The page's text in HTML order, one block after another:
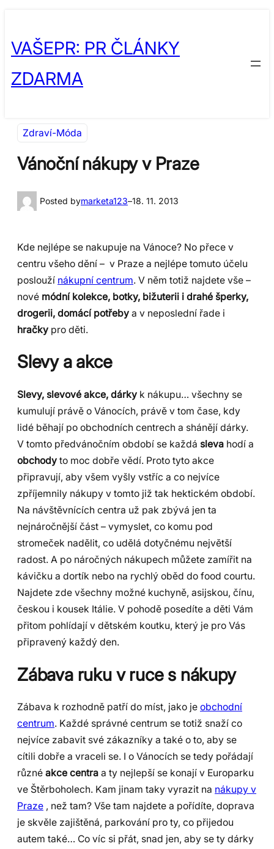
obsah
content
VAŠEPR: PR ČLÁNKY
ZDARMA
Zdraví-Móda
Vánoční nákupy v Praze
Posted bymarketa123–18. 11. 2013
Kde nejlépe se nakupuje na Vánoce? No přece v
centru všeho dění – v Praze a nejlépe tomuto účelu
poslouží nákupní centrum. V něm totiž najdete vše –
nové módní kolekce, botky, bižuterii i drahé šperky,
drogerii, domácí potřeby a v neposlední řade i
hračky pro děti.
Slevy a akce
Slevy, slevové akce, dárky k nákupu… všechny se
kumulují právě o Vánocích, právě v tom čase, kdy
lidé běhají po obchodních centrech a shánějí dárky.
V tomto předvánočním období se každá sleva hodí a
obchody to moc dobře vědí. Proto tyto akce
připravují, aby všem vyšly vstříc a co nejvíce
zpříjemnily nákupy v tomto již tak hektickém období.
Na návštěvnících centra už pak zbývá jen ta
nejnáročnější část – vymyslet, co komu pod
stromeček nadělit, co udělá dotyčnému největší
radost. A po náročných nákupech můžete zamířit na
kávičku a dortík nebo na rychlý oběd do food courtu.
Najdete zde všechny možné kuchyně, asijskou, čínu,
českou i kousek Itálie. V pohodě posedíte a děti Vám
přitom pohlídají v dětském koutku, který je pro Vás
připravený každý den.
Zábava ruku v ruce s nákupy
Zábava k rozhodně patří do míst, jako je obchodní
centrum. Každé správné centrum se totiž snaží co
nejvíce zabavit své zákazníky a také o to, aby se
cítili dobře a vraceli se. I o Vánocích se tedy pořádají
různé akce centra a ty nejlepší se konají v Europarku
ve Štěrboholech. Kam jinam taky vyrazit na nákupy v
Praze , než tam? Vše tam najdete a pořídíte, doprava
je skvěle zajištěná, parkování pro ty, co přijedou
autem také… Co víc si přát, snad jen, aby se ty dárky